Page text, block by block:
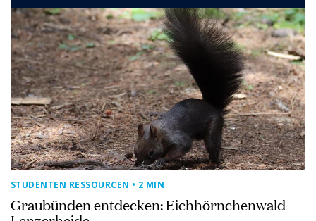
STUDENTEN RESSOURCEN • 2 MIN
Graubünden entdecken: Eichhörnchenwald